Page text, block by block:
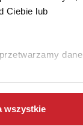
Ciebie lub
dane
wszystkie